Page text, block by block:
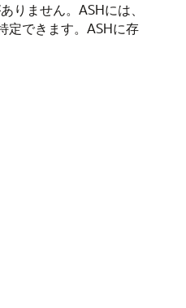
りません。ASHには、
定できます。ASHに存